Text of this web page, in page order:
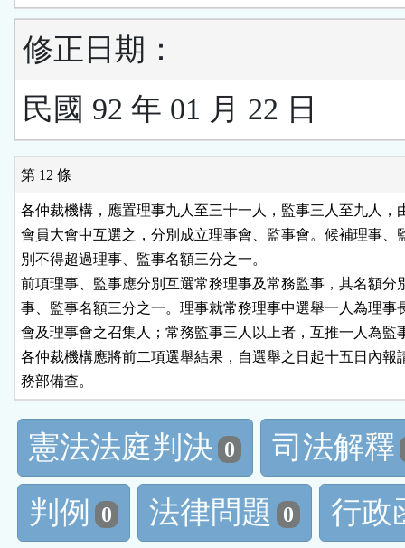
修正日期：
民國 92 年 01 月 22 日
第 12 條
各仲裁機構，應置理事九人至三十一人，監事三人至九人，
會員大會中互選之，分別成立理事會、監事會。候補理事、
別不得超過理事、監事名額三分之一。
前項理事、監事應分別互選常務理事及常務監事，其名額分
事、監事名額三分之一。理事就常務理事中選舉一人為理事
會及理事會之召集人；常務監事三人以上者，互推一人為監
各仲裁機構應將前二項選舉結果，自選舉之日起十五日內報
務部備查。
憲法法庭判決 0
司法解釋
判例
0 法律問題 0
行政